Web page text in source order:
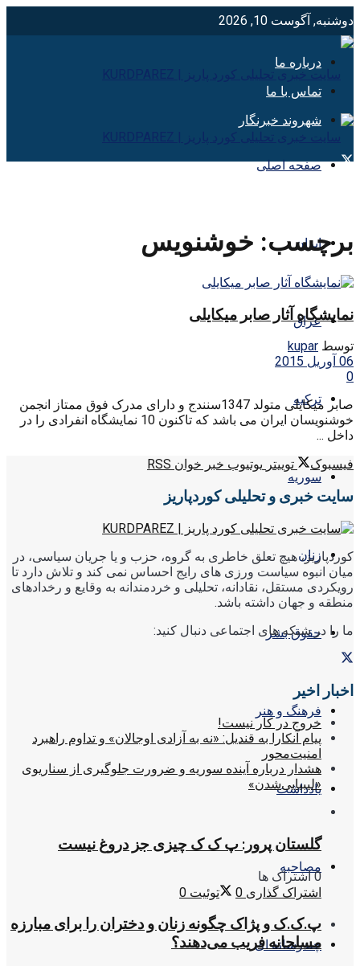
دوشنبه, آگوست 10, 2026
درباره ما
تماس با ما
شهروند خبرنگار
صفحه اصلی
ایران
عراق
ترکیه
سوریه
زنان
حقوق بشر
فرهنگ و هنر
یادداشت
مصاحبه
چندرسانه ای
برچسب: خوشنويس
نمایشگاه آثار صابر میکایلی
توسط kupar
06 آوریل 2015
0
صابر میکایلی متولد 1347سنندج و دارای مدرک فوق ممتاز انجمن
خوشنویسان ایران می باشد که تاکنون 10 نمایشگاه انفرادی را در
داخل ...
فیسبوک
توییتر یوتیوب خبر خوان RSS
سایت خبری و تحلیلی کوردپاریز
کوردپاریز، هیچ تعلق خاطری به گروه، حزب و یا جریان سیاسی، در
میان انبوه سیاست ورزی های رایج احساس نمی کند و تلاش دارد تا
رویکردی مستقل، نقادانه، تحلیلی و خردمندانه به وقایع و رخدادهای
منطقه و جهان داشته باشد.
ما را در شبکه های اجتماعی دنبال کنید:
اخبار اخیر
خروج در کار نیست!
پیام آنکارا به قندیل: «نه به آزادی اوجالان» و تداوم راهبرد
امنیت‌محور
هشدار درباره آینده سوریه و ضرورت جلوگیری از سناریوی
«لیبیایی‌شدن»
گلستان پرور: پ ک ک چیزی جز دروغ نیست
0 اشتراک ها
اشتراک گذاری 0 توئیت 0
پ.ک.ک و پژاک چگونه زنان و دختران را برای مبارزه
مسلحانه فریب می‌دهند؟